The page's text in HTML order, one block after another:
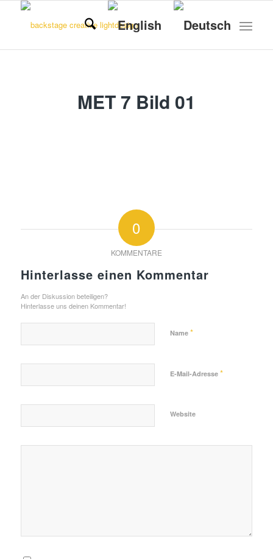
MET 7 Bild 01
0
KOMMENTARE
Hinterlasse einen Kommentar
An der Diskussion beteiligen?
Hinterlasse uns deinen Kommentar!
Name *
E-Mail-Adresse *
Website